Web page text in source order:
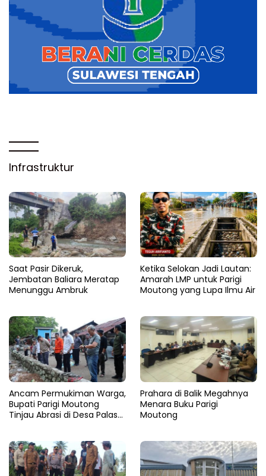
Infrastruktur
Saat Pasir Dikeruk,
Jembatan Baliara Meratap
Menunggu Ambruk
Ketika Selokan Jadi Lautan:
Amarah LMP untuk Parigi
Moutong yang Lupa Ilmu Air
Ancam Permukiman Warga,
Bupati Parigi Moutong
Tinjau Abrasi di Desa Palasa
Prahara di Balik Megahnya
Menara Buku Parigi
Moutong